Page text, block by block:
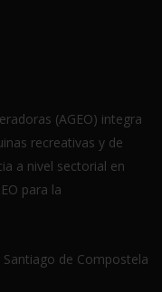
(AGEO) integra
recreativas y de
a nivel sectorial en
para la
Santiago de Compostela